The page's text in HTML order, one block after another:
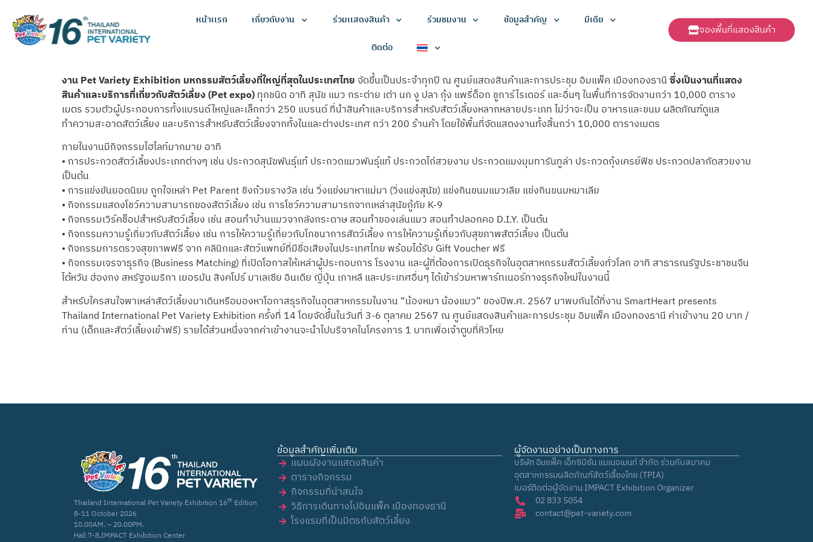
หน้าเเรก เกี่ยวกับงาน ร่วมเเสดงสินค้า ร่วมชมงาน ข้อมูลสำคัญ
มีเดีย
ติดต่อ
จองพื้นที่แสดงสินค้า
งาน Pet Variety Exhibition มหกรรมสัตว์เลี้ยงที่ใหญ่ที่สุดในประเทศไทยจัดขึ้นเป็นประจำทุกปี ณ ศูนย์แสดงสินค้าและการประชุม อิมแพ็ค เมืองทองธานีซึ่งเป็นงานที่แสดง
สินค้าและบริการที่เกี่ยวกับสัตว์เลี้ยง (Pet expo)ทุกชนิด อาทิ สุนัข แมว กระต่าย เต่า นก งู ปลา กุ้ง แพรี่ด็อก ชูการ์ไรเดอร์ และอื่นๆ ในพื้นที่การจัดงานกว่า 10,000 ตาราง
เมตร รวมตัวผู้ประกอบการทั้งแบรนด์ใหญ่และเล็กกว่า 250 แบรนด์ ที่นำสินค้าและบริการสำหรับสัตว์เลี้ยงหลากหลายประเภท ไม่ว่าจะเป็น อาหารและขนม ผลิตภัณฑ์ดูแล
ทำความสะอาดสัตว์เลี้ยง และบริการสำหรับสัตว์เลี้ยงจากทั้งในและต่างประเทศ กว่า 200 ร้านค้า โดยใช้พื้นที่จัดแสดงงานทั้งสิ้นกว่า 10,000 ตารางเมตร
ภายในงานมีกิจกรรมไฮไลท์มากมาย อาทิ
• การประกวดสัตว์เลี้ยงประเภทต่างๆ เช่น ประกวดสุนัขพันธุ์แท้ ประกวดแมวพันธุ์แท้ ประกวดไก่สวยงาม ประกวดแมงมุมทารันทูล่า ประกวดกุ้งเครย์ฟิช ประกวดปลากัดสวยงาม
เป็นต้น
• การแข่งขันยอดนิยม ถูกใจเหล่า Pet Parent ชิงถ้วยรางวัล เช่น วิ่งแข่งมาหาแม่มา (วิ่งแข่งสุนัข) แข่งกินขนมแมวเลีย แข่งกินขนมหมาเลีย
• กิจกรรมแสดงโชว์ความสามารถของสัตว์เลี้ยง เช่น การโชว์ความสามารถจากเหล่าสุนัขกู้ภัย K-9
• กิจกรรมเวิร์คช็อปสำหรับสัตว์เลี้ยง เช่น สอนทำบ้านแมวจากลังกระดาษ สอนทำของเล่นแมว สอนทำปลอกคอ D.I.Y. เป็นต้น
• กิจกรรมความรู้เกี่ยวกับสัตว์เลี้ยง เช่น การให้ความรู้เกี่ยวกับโภชนาการสัตว์เลี้ยง การให้ความรู้เกี่ยวกับสุขภาพสัตว์เลี้ยง เป็นต้น
• กิจกรรมการตรวจสุขภาพฟรี จาก คลินิกและสัตว์แพทย์ที่มีชื่อเสียงในประเทศไทย พร้อมได้รับ Gift Voucher ฟรี
• กิจกรรมเจรจาธุรกิจ (Business Matching) ที่เปิดโอกาสให้เหล่าผู้ประกอบการ โรงงาน และผู้ที่ต้องการเปิดธุรกิจในอุตสาหกรรมสัตว์เลี้ยงทั่วโลก อาทิ สาธารณรัฐประชาชนจีน
ไต้หวัน ฮ่องกง สหรัฐอเมริกา เยอรมัน สิงคโปร์ มาเลเซีย อินเดีย ญี่ปุ่น เกาหลี และประเทศอื่นๆ ได้เข้าร่วมหาพาร์ทเนอร์ทางธุรกิจใหม่ในงานนี้
สำหรับใครสนใจพาเหล่าสัตว์เลี้ยงมาเดินหรือมองหาโอกาสธุรกิจในอุตสาหกรรมในงาน “น้องหมา น้องแมว” ของปีพ.ศ. 2567 มาพบกันได้ที่งาน SmartHeart presents
Thailand International Pet Variety Exhibition ครั้งที่ 14 โดยจัดขึ้นในวันที่ 3-6 ตุลาคม 2567 ณ ศูนย์แสดงสินค้าและการประชุม อิมแพ็ค เมืองทองธานี ค่าเข้างาน 20 บาท /
ท่าน (เด็กและสัตว์เลี้ยงเข้าฟรี) รายได้ส่วนหนึ่งจากค่าเข้างานจะนำไปบริจาคในโครงการ 1 บาทเพื่อเจ้าตูบที่หิวโหย
Thailand International Pet Variety Exhibition 16th Edition
8-11 October 2026
10.00AM. – 20.00PM.
Hall 7-8,IMPACT Exhibition Center
ข้อมูลสำคัญเพิ่มเติม
แผนผังงานแสดงสินค้า
ตารางกิจกรรม
กิจกรรมที่น่าสนใจ
วิธีการเดินทางไปอิมแพ็ค เมืองทองธานี
โรงแรมที่เป็นมิตรกับสัตว์เลี้ยง
ผู้จัดงานอย่างเป็นทางการ
บริษัท อิมแพ็ค เอ็กซิบิชั่น แมเนจเมนท์ จำกัด ร่วมกับสมาคม
อุตสาหกรรมผลิตภัณฑ์สัตว์เลี้ยงไทย (TPIA)
เบอร์ติดต่อผู้จัดงาน IMPACT Exhibition Organizer
02 833 5054
contact@pet-variety.com